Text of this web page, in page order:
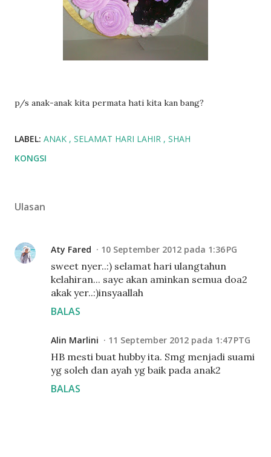
p/s anak-anak kita permata hati kita kan bang?
LABEL: ANAK SELAMAT HARI LAHIR
SHAH
KONGSI
Ulasan
Aty Fared 10 September 2012 pada 1:36 PG
sweet nyer..:) selamat hari ulangtahun
kelahiran... saye akan aminkan semua doa2
akak yer..:)insyaallah
BALAS
Alin Marlini 11 September 2012 pada 1:47 PTG
HB mesti buat hubby ita. Smg menjadi suami
yg soleh dan ayah yg baik pada anak2
BALAS